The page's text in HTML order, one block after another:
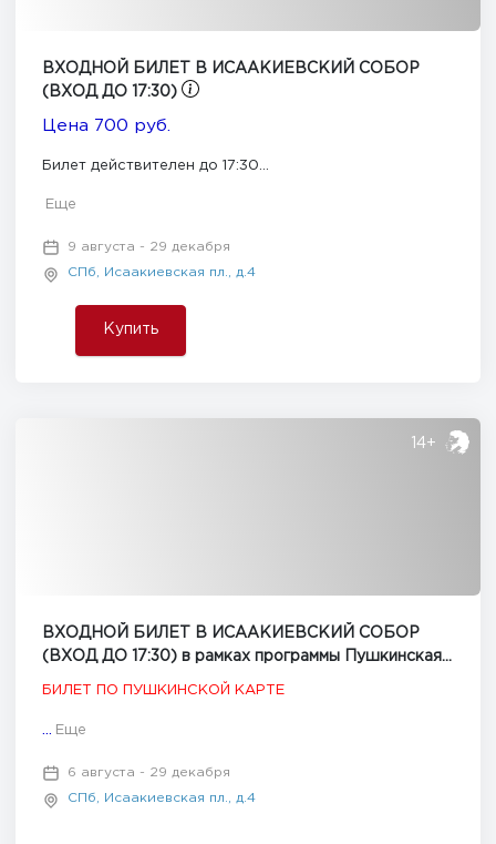
ВХОДНОЙ БИЛЕТ В ИСААКИЕВСКИЙ СОБОР
(ВХОД ДО 17:30)
Цена 700 руб.
Билет действителен до 17:30...
Еще
9 августа - 29 декабря
СПб, Исаакиевская пл., д.4
Купить
14+
ВХОДНОЙ БИЛЕТ В ИСААКИЕВСКИЙ СОБОР
(ВХОД ДО 17:30) в рамках программы Пушкинская
БИЛЕТ ПО ПУШКИНСКОЙ КАРТЕ
Еще
6 августа - 29 декабря
СПб, Исаакиевская пл., д.4